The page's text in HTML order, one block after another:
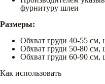
фурнитуру шлеи
Размеры:
Обхват груди 40-55
Обхват груди 50-80
Обхват груди 60-90
Как использовать